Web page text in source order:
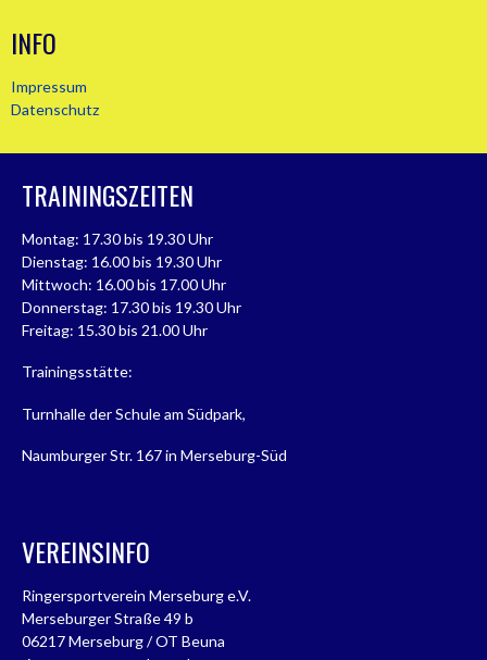
INFO
Impressum
Datenschutz
TRAININGSZEITEN
Montag: 17.30 bis 19.30 Uhr
Dienstag: 16.00 bis 19.30 Uhr
Mittwoch: 16.00 bis 17.00 Uhr
Donnerstag: 17.30 bis 19.30 Uhr
Freitag: 15.30 bis 21.00 Uhr
Trainingsstätte:
Turnhalle der Schule am Südpark,
Naumburger Str. 167 in Merseburg-Süd
VEREINSINFO
Ringersportverein Merseburg e.V.
Merseburger Straße 49 b
06217 Merseburg / OT Beuna